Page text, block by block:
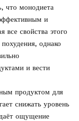
что монодиета
и
свойства этого
однако
и вести
продуктом для
снижать уровень
ощущение